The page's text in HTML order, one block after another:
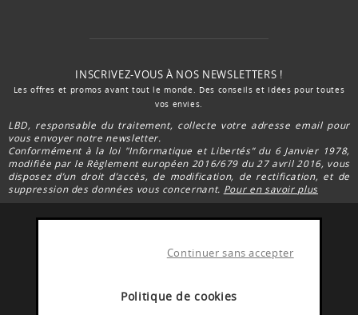
Politique de cookies
Continuer sans accepter
INSCRIVEZ-VOUS À NOS NEWSLETTERS !
Les offres et promos avant tout le monde. Des conseils et idées pour toutes
vos envies.
LBD, responsable du traitement, collecte votre adresse email pour
vous envoyer notre newsletter.
Conformément à la loi "Informatique et Libertés” du 6 Janvier 1978,
modifiée par le Règlement européen 2016/679 du 27 avril 2016, vous
disposez d’un droit d’accès, de modification, de rectification, et de
suppression des données vous concernant. Pour en savoir plus
FACEBOOK DARTY
Rejoignez la communauté Darty Réunion